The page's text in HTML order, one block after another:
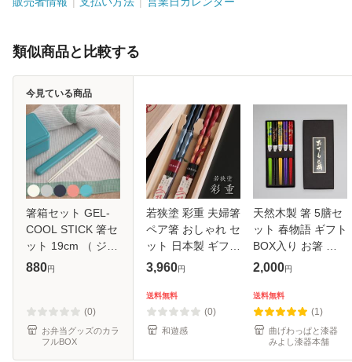
類似商品と比較する
箸箱セット GEL-
COOL STICK 箸セ
ット 19cm （ ジェ
ルクールスティッ
センチ お弁当用 お
弁当用箸 弁当
880円
(0)
お弁当グッズのカラ
フルBOX
今見ている商品
若狭塗 彩重 夫婦箸
ペア箸 おしゃれ セ
ット 日本製 ギフト
木箱入 一双 父の日
婚祝 還暦祝 長寿祝
誕生日【伝統工
3,960円
送料無料
(0)
和遊感
天然木製 箸 5膳セ
ット 春物語 ギフト
BOX入り お箸 お
はし k_name
2,000円
送料無料
(1)
曲げわっぱと漆器
みよし漆器本舗